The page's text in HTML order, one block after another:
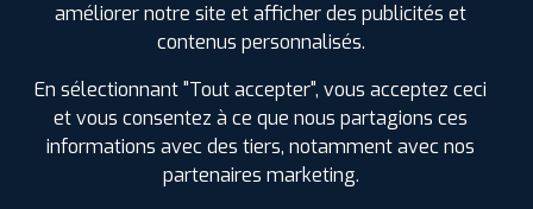
améliorer notre site et afficher des publicités et
contenus personnalisés.
En sélectionnant "Tout accepter", vous acceptez ceci
et vous consentez à ce que nous partagions ces
informations avec des tiers, notamment avec nos
partenaires marketing.